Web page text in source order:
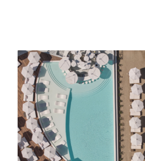
View
Larger
Image